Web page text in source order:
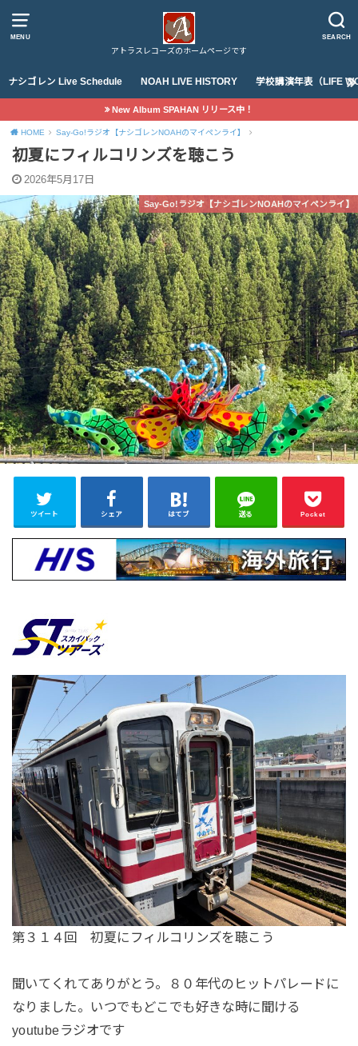
MENU SEARCH
アトラスレコーズのホームページです
ナシゴレン Live Schedule NOAH LIVE HISTORY 学校講演年表（LIFE
New Album SPAHAN リリース中！
HOME Say-Go!ラジオ【ナシゴレンNOAHのマイペンライ】
初夏にフィルコリンズを聴こう
2026年5月17日
Say-Go!ラジオ【ナシゴレンNOAHのマイペンライ】
ツイート シェア はてブ 送る Pocket
第３１４回 初夏にフィルコリンズを聴こう
聞いてくれてありがとう。８０年代のヒットパレードに
なりました。いつでもどこでも好きな時に聞ける
youtubeラジオです